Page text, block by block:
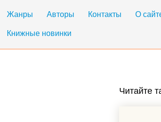
Жанры Авторы Контакты О
Книжные новинки
Читайте